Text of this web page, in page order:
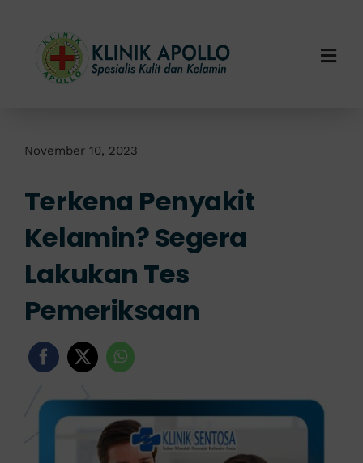
content
Layanan Kami
Info Klinik
November 10, 2023
Terkena Penyakit
Kelamin? Segera
Lakukan Tes
Pemeriksaan